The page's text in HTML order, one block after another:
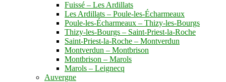
Fuissé – Les Ardillats
Les Ardillats – Poule-les-Écharmeaux
Poule-les-Écharmeaux – Thizy-les-Bourgs
Thizy-les-Bourgs – Saint-Priest-la-Roche
Saint-Priest-la-Roche – Montverdun
Montverdun – Montbrison
Montbrison – Marols
Marols – Leignecq
Auvergne